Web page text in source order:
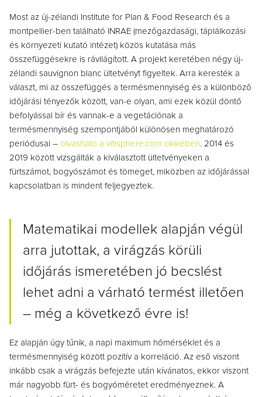
Most az új-zélandi Institute for Plan & Food Research és a
montpellier-ben található INRAE (mezőgazdasági, táplálkozási
és környezeti kutató intézet) közös kutatása más
összefüggésekre is rávilágított. A projekt keretében négy új-
zélandi sauvignon blanc ültetvényt figyeltek. Arra keresték a
választ, mi az összefüggés a termésmennyiség és a különböző
időjárási tényezők között, van-e olyan, ami ezek közül döntő
befolyással bír és vannak-e a vegetációnak a
termésmennyiség szempontjából különösen meghatározó
periódusai – olvasható a vitisphere.com cikkében. 2014 és
2019 között vizsgálták a kiválasztott ültetvényeken a
fürtszámot, bogyószámot és tömeget, miközben az időjárással
kapcsolatban is mindent feljegyeztek.
Matematikai modellek alapján végül
arra jutottak, a virágzás körüli
időjárás ismeretében jó becslést
lehet adni a várható termést illetően
– még a következő évre is!
Ez alapján úgy tűnik, a napi maximum hőmérséklet és a
termésmennyiség között pozitív a korreláció. Az eső viszont
inkább csak a virágzás befejezte után kívánatos, ekkor viszont
már nagyobb fürt- és bogyóméretet eredményeznek. A